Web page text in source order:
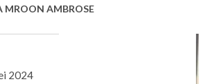
MROON AMBROSE
2024